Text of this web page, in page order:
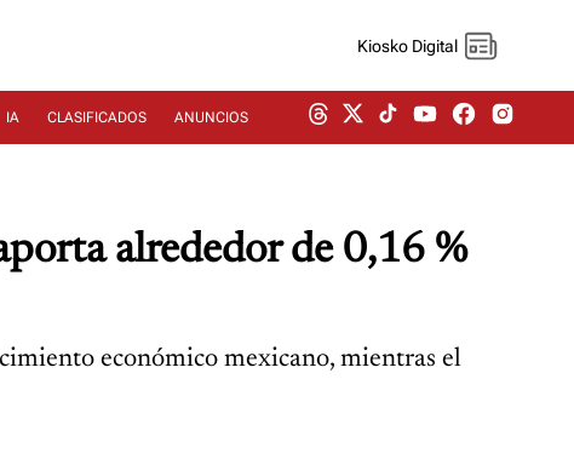
Kiosko Digital
IA CLASIFICADOS ANUNCIOS
alrededor de 0,16 %
económico mexicano, mientras el